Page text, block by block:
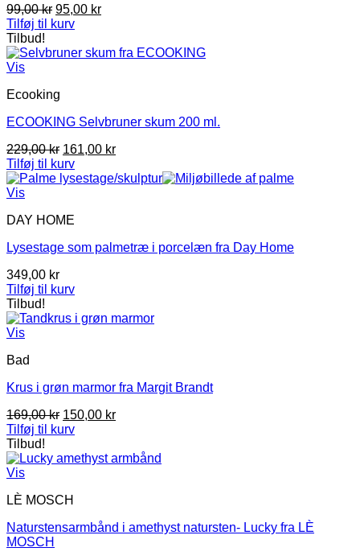
99,00kr Den
oprindelige
var:
95,00 krDen
er:
Tilføj til kurv
Tilbud!
Vis
Ecooking
ECOOKING Selvbruner skum 200 ml.
229,00kr Den
oprindelige
pris
161,00 krDen
pris
Tilføj til kurv
Vis
DAY HOME
Lysestage som palmetræ i porcelæn fra Day Home
349,00 kr
Tilføj til kurv
Tilbud!
Vis
Bad
Krus i grøn marmor fra Margit Brandt
169,00kr Den
oprindelige
var:
150,00 krDen
er:
Tilføj til kurv
Tilbud!
Vis
LÈ MOSCH
Naturstensarmbånd i amethyst natursten- Lucky fra LÈ
MOSCH